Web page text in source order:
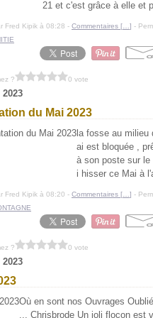
21 et c'est grâce à elle et
Fred Kipik à 08:28 - Commentaires [ ] -
? 0 vote
du Mai 2023
la fosse au milieu
ai est bloquée ,
à son poste sur le
i hisser ce Mai à
Fred Kipik à 08:20 - Commentaires [ ] -
? 0 vote
Où en sont nos Ouvrages
... Chrisbrode Un joli flocon est